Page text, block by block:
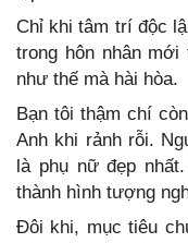
Chỉ khi tâm trí độc
trong hôn nhân
như thế mà hài hòa.
Bạn tôi thậm chí
Anh khi rảnh rỗi.
là phụ nữ đẹp
thành hình tượng
Đôi khi, mục tiêu